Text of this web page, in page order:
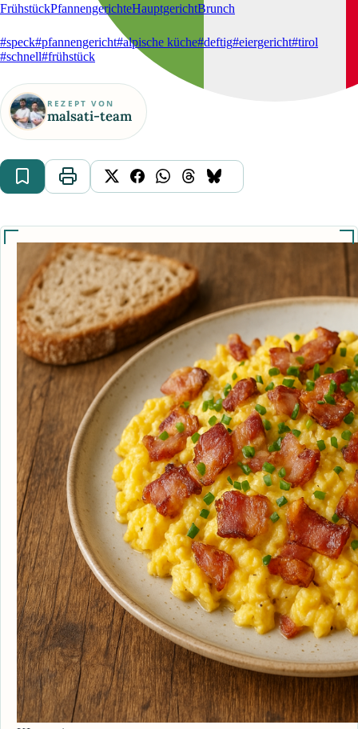
FrühstückPfannengerichteHauptgerichtBrunch
#speck#pfannengericht#alpische küche#deftig#eiergericht#tirol
#schnell#frühstück
REZEPT VON
malsati-team